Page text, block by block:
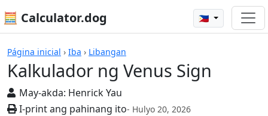
🧮 Calculator.dog 🇵🇭
Página inicial › Iba › Libangan
Kalkulador ng Venus Sign
May-akda: Henrick Yau
I-print ang pahinang ito- Hulyo 20, 2026
Mga Kalkulador